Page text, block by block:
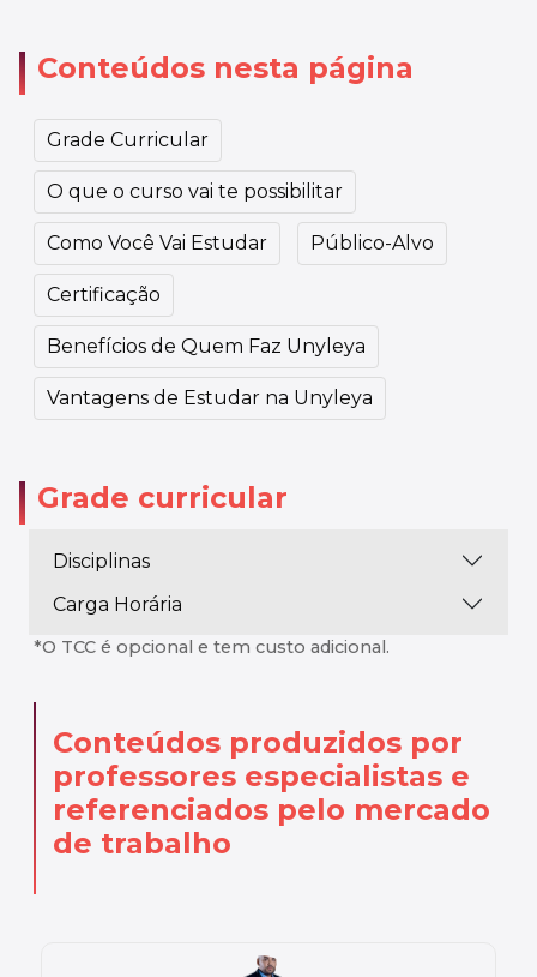
Conteúdos nesta página
Grade Curricular
O que o curso vai te possibilitar
Como Você Vai Estudar Público-Alvo
Certificação
Benefícios de Quem Faz Unyleya
Vantagens de Estudar na Unyleya
Grade curricular
Disciplinas
Carga Horária
*O TCC é opcional e tem custo adicional.
Conteúdos produzidos por
professores especialistase
referenciados pelo mercado
de trabalho